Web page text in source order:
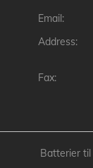
Batterier til